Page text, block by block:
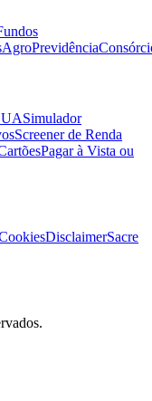
AgroPrevidência
Simulador
Screener de Renda
Pagar à Vista ou
DisclaimerSacre